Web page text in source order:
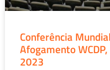
Conferência
Afogamento
2023